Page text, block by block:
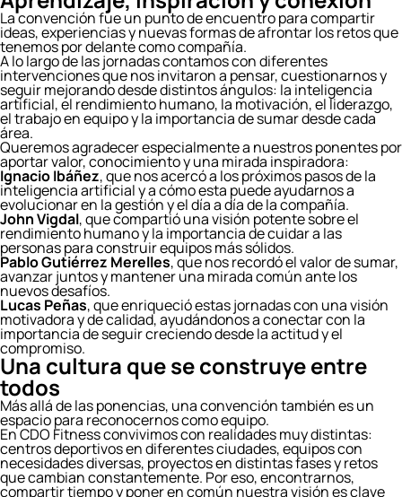
La convención fue un punto de encuentro para compartir
ideas, experiencias y nuevas formas de afrontar los retos que
tenemos por delante como compañía.
A lo largo de las jornadas contamos con diferentes
intervenciones que nos invitaron a pensar, cuestionarnos y
seguir mejorando desde distintos ángulos: la inteligencia
artificial, el rendimiento humano, la motivación, el liderazgo,
el trabajo en equipo y la importancia de sumar desde cada
área.
Queremos agradecer especialmente a nuestros ponentes por
aportar valor, conocimiento y una mirada inspiradora:
Ignacio Ibáñez, que nos acercó a los próximos pasos de la
inteligencia artificial y a cómo esta puede ayudarnos a
evolucionar en la gestión y el día a día de la compañía.
John Vigdal, que compartió una visión potente sobre el
rendimiento humano y la importancia de cuidar a las
personas para construir equipos más sólidos.
Pablo Gutiérrez Merelles, que nos recordó el valor de sumar,
avanzar juntos y mantener una mirada común ante los
nuevos desafíos.
Lucas Peñas, que enriqueció estas jornadas con una visión
motivadora y de calidad, ayudándonos a conectar con la
importancia de seguir creciendo desde la actitud y el
compromiso.
Una cultura que se construye entre
todos
Más allá de las ponencias, una convención también es un
espacio para reconocernos como equipo.
En CDO Fitness convivimos con realidades muy distintas:
centros deportivos en diferentes ciudades, equipos con
necesidades diversas, proyectos en distintas fases y retos
que cambian constantemente. Por eso, encontrarnos,
compartir tiempo y poner en común nuestra visión es clave